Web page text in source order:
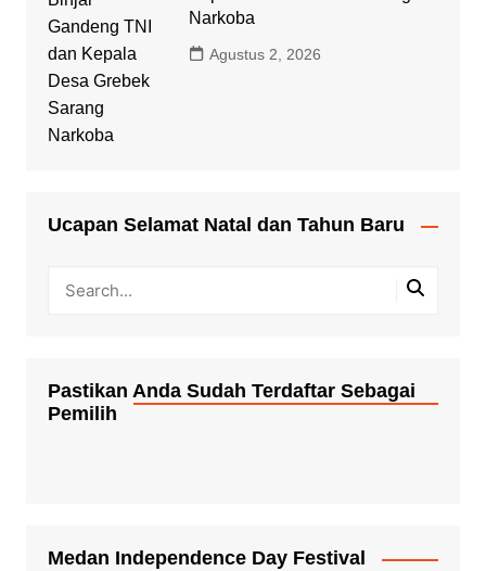
Narkoba
Agustus 2, 2026
Ucapan Selamat Natal dan Tahun Baru
Pastikan Anda Sudah Terdaftar Sebagai
Pemilih
Medan Independence Day Festival